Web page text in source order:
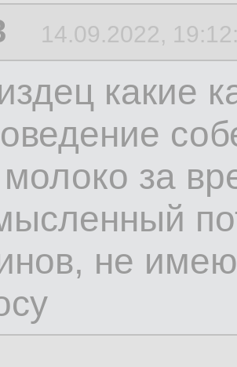
14.09.2022,
какие
за
не